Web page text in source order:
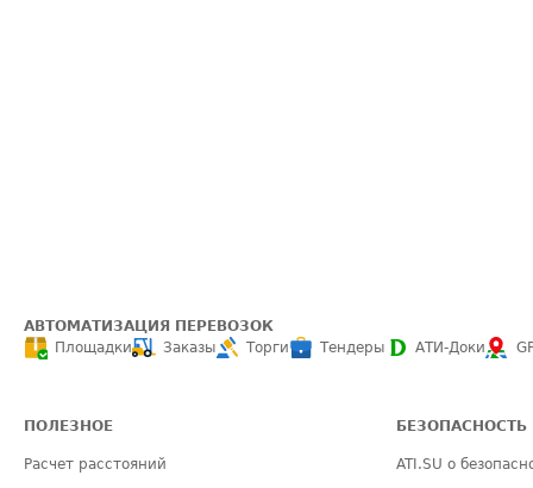
АВТОМАТИЗАЦИЯ ПЕРЕВОЗОК
Площадки
Заказы Торги Тендеры АТИ-Доки
ПОЛЕЗНОЕ
Расчет расстояний
БЕЗОПАСНОСТЬ
ATI.SU о